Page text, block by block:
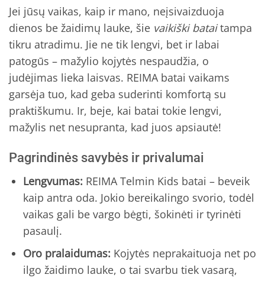
Jei jūsų vaikas, kaip ir mano, neįsivaizduoja
dienos be žaidimų lauke, šie vaikiški bataitampa
tikru atradimu. Jie ne tik lengvi, bet ir labai
patogūs – mažylio kojytės nespaudžia, o
judėjimas lieka laisvas. REIMA batai vaikams
garsėja tuo, kad geba suderinti komfortą su
praktiškumu. Ir, beje, kai batai tokie lengvi,
mažylis net nesupranta, kad juos apsiautė!
Pagrindinės savybės ir privalumai
Lengvumas: REIMA Telmin Kids batai – beveik
kaip antra oda. Jokio bereikalingo svorio, todėl
vaikas gali be vargo bėgti, šokinėti ir tyrinėti
pasaulį.
Oro pralaidumas: Kojytės neprakaituoja net po
ilgo žaidimo lauke, o tai svarbu tiek vasarą,